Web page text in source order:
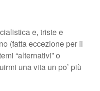
e, triste e
(fatta eccezione per il
“alternativi” o
una vita un po’ più